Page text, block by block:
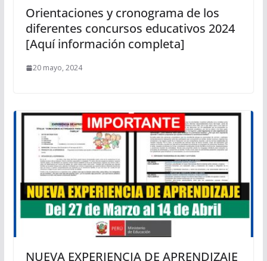
Orientaciones y cronograma de los
diferentes concursos educativos 2024
[Aquí información completa]
20 mayo, 2024
NUEVA EXPERIENCIA DE APRENDIZAJE